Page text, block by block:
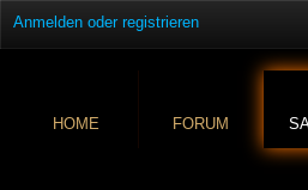
Anmelden oder registrieren
HOME FORUM